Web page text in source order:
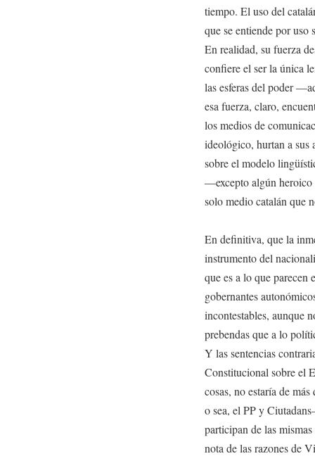
tiempo. El uso del
que se entiende por
En realidad, su fuerza
confiere el ser la única
las esferas del poder
esa fuerza, claro,
los medios de
ideológico, hurtan a sus
sobre el modelo
—excepto algún
solo medio catalán que
En definitiva, que la
instrumento del
que es a lo que parecen
gobernantes
incontestables, aunque
prebendas que a lo
Y las sentencias
Constitucional sobre el
cosas, no estaría de
o sea, el PP y
participan de las
nota de las razones de